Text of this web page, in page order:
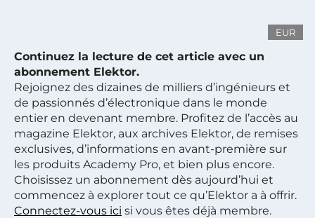
EUR
Continuez la lecture de cet article avec un
abonnement Elektor.
Rejoignez des dizaines de milliers d’ingénieurs et
de passionnés d’électronique dans le monde
entier en devenant membre. Profitez de l’accès au
magazine Elektor, aux archives Elektor, de remises
exclusives, d’informations en avant-première sur
les produits Academy Pro, et bien plus encore.
Choisissez un abonnement dès aujourd’hui et
commencez à explorer tout ce qu’Elektor a à offrir.
Connectez-vous ici si vous êtes déjà membre.